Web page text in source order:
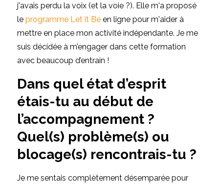
j'avais perdu la voix (et la voie ?). Elle m'a proposé
le programme Let it Be en ligne pour m'aider à
mettre en place mon activité indépendante. Je me
suis décidée à m’engager dans cette formation
avec beaucoup d’entrain !
Dans quel état d’esprit
étais-tu au début de
l’accompagnement ?
Quel(s) problème(s) ou
blocage(s) rencontrais-tu ?
Je me sentais complètement désemparée pour